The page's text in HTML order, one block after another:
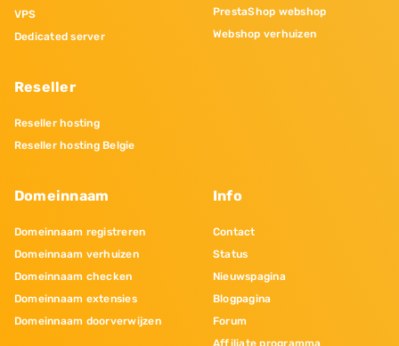
VPS
Dedicated server
Reseller
Reseller hosting
Reseller hosting Belgie
PrestaShop webshop
Webshop verhuizen
Domeinnaam
Domeinnaam registreren
Domeinnaam verhuizen
Domeinnaam checken
Domeinnaam extensies
Domeinnaam doorverwijzen
Info
Contact
Status
Nieuwspagina
Blogpagina
Forum